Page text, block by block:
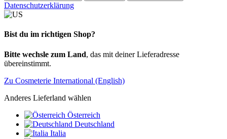
Datenschutzerklärung
Bist du im richtigen Shop?
Bitte wechsle zum Land, das mit deiner Lieferadresse
übereinstimmt.
Zu Cosmeterie International (English)
Anderes Lieferland wählen
Österreich
Deutschland
Italia